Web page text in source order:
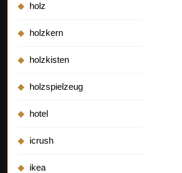
holz
holzkern
holzkisten
holzspielzeug
hotel
icrush
ikea